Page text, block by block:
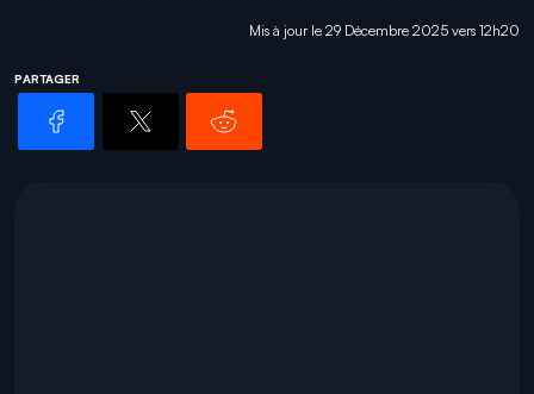
Mis à jour le 29 Décembre 2025 vers 12h20
PARTAGER